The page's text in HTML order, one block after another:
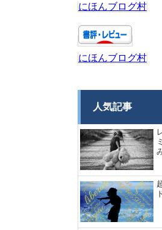
にほんブログ村
にほんブログ村
人気記事